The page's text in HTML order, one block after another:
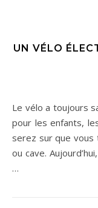
UN VÉLO
Le vélo a toujours sa place dans toute maison. Que ce soit
pour les enfants,
serez sur que vous
ou cave.
…